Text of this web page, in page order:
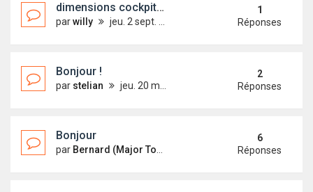
dimensions cockpit first 18
parwilly jeu. 2 sept. 2021 18:54
1
Réponses
Bonjour !
par stelian jeu. 20 mai 2021 21:33
2
Réponses
Bonjour
par Bernard (Major Tom) sam. 22 mai 2021 09:36
6
Réponses